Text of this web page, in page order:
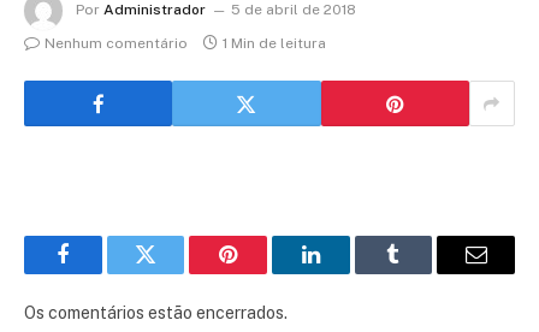
Por Administrador
5 de abril de 2018
Nenhum comentário
1 Min de leitura
FacebookTwitter Pinterest LinkedInTumblr
E-
Os comentários estão encerrados.